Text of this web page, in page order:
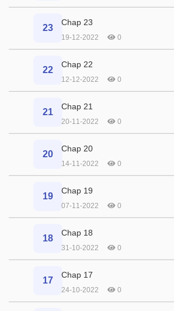
23
Chap 23
19-12-2022 0
22
Chap 22
12-12-2022 0
21
Chap 21
20-11-2022 0
20
Chap 20
14-11-2022 0
19
Chap 19
07-11-2022 0
18
Chap 18
31-10-2022 0
17
Chap 17
24-10-2022 0